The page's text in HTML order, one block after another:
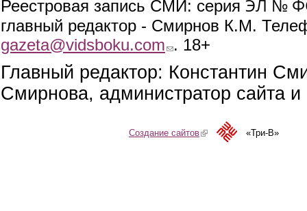
Реестровая запись СМИ: серия ЭЛ №
главный редактор - Смирнов К.М.
gazeta@vidsboku.com (link sends e-mail)
. 18+
Главный редактор: Константин
Смирнова, администратор сайта
Создание сайтов(link is external)«Три-В»